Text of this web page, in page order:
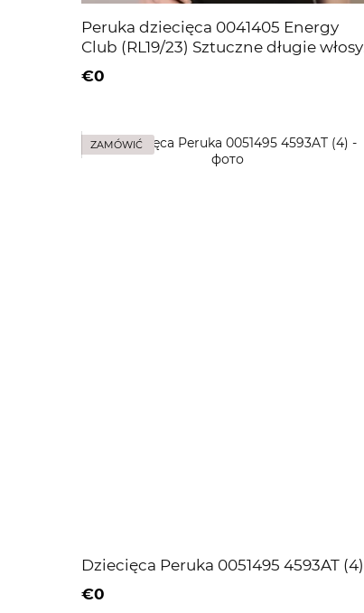
Peruka dziecięca 0041405 Energy
Club (RL19/23) Sztuczne długie włosy
blond
€0
ZAMÓWIĆ
Dziecięca Peruka 0051495 4593AT (4)
€0